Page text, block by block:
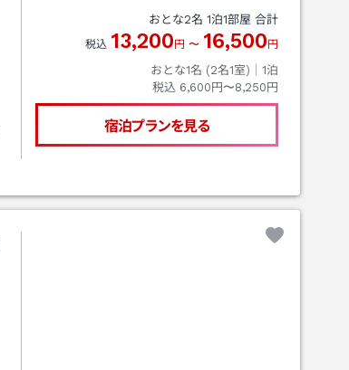
おとな2名 1泊1部屋 合計
税込 13,200 円 〜 16,500 円
おとな1名 (2名1室)｜ 1泊
税込 6,600円〜8,250円
宿泊プランを見る